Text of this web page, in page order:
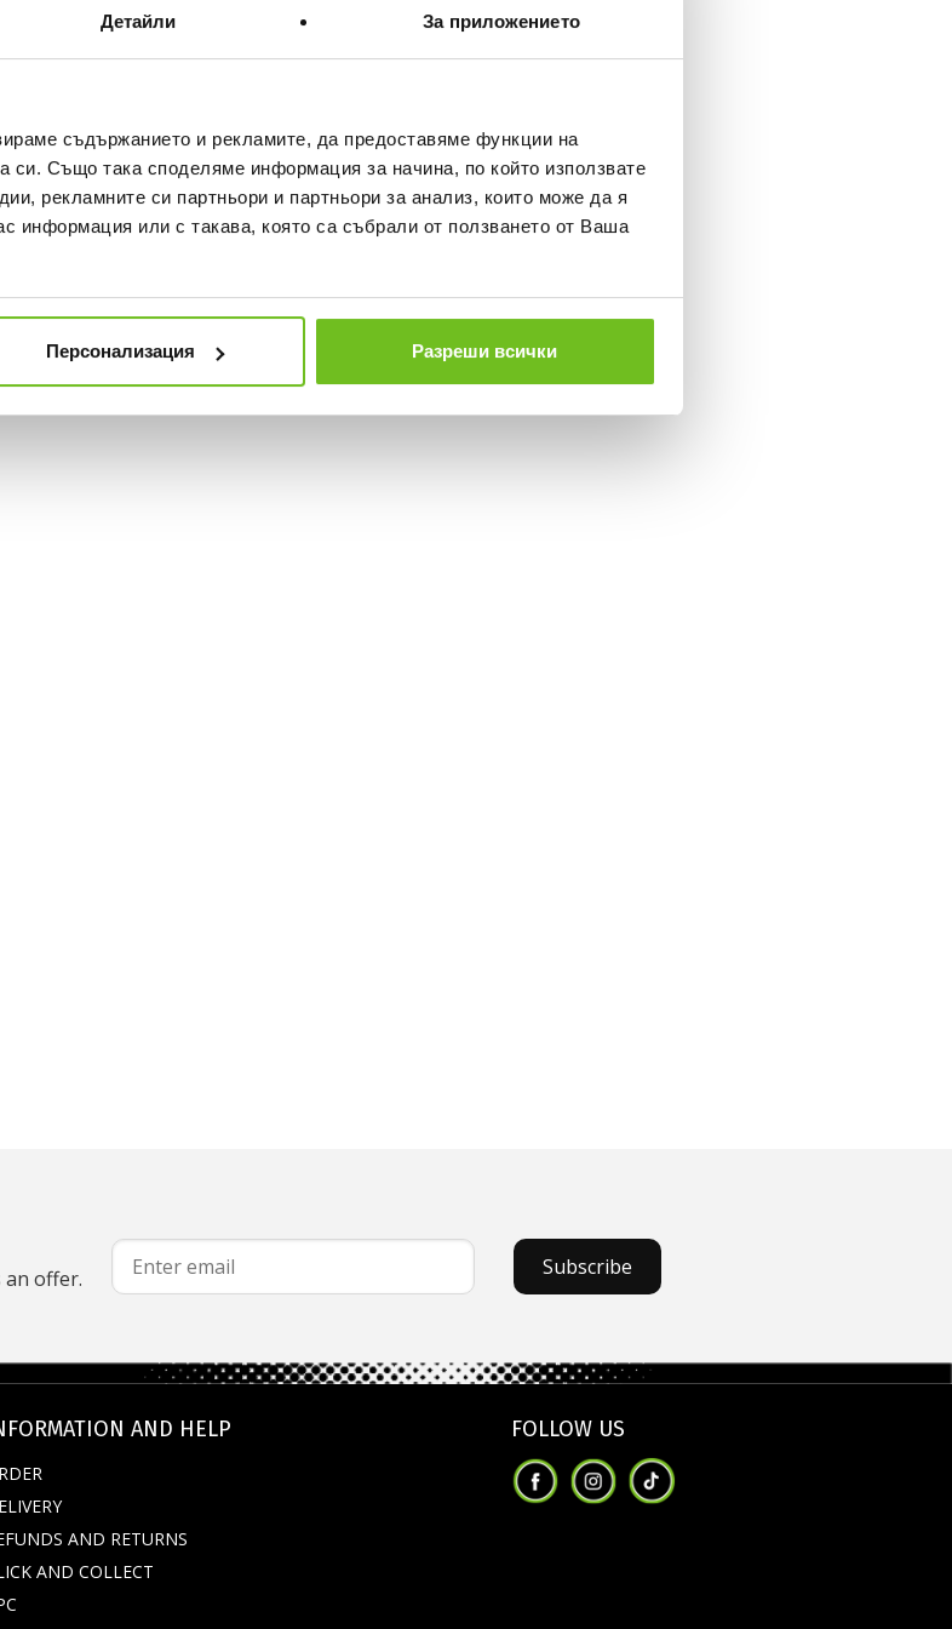
Детайли За приложението
съдържанието и рекламите, да предоставяме функции на
си. Също така споделяме информация за начина, по който използвате
рекламните си партньори и партньори за анализ, които може да я
информация или с такава, която са събрали от ползването от Ваша
Персонализация Разреши всички
an offer. Subscribe
AND HELP
AND RETURNS
AND COLLECT
FOLLOW US